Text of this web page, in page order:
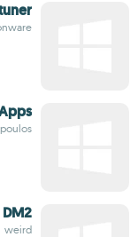
DM2
weird